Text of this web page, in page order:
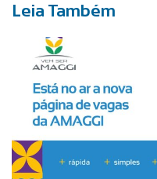
Leia Também